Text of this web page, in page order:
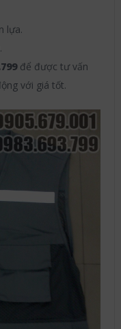
lựa.
để được tư vấn
với giá tốt.